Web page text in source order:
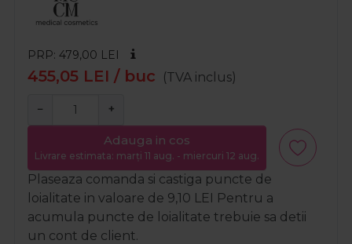
PRP: 479,00 LEI
455,05 LEI / buc (TVA inclus)
− +
Adauga in cos
Livrare estimata: marți 11 aug. - miercuri 12 aug.
Plaseaza comanda si castiga puncte de
loialitate in valoare de 9,10 LEI Pentru a
acumula puncte de loialitate trebuie sa detii
un cont de client.